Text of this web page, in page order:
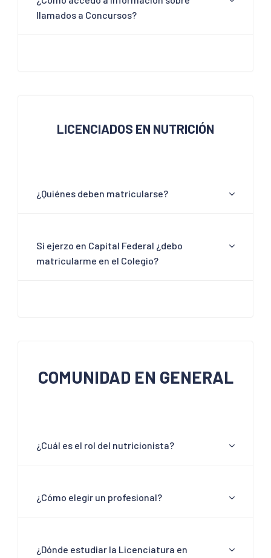
llamados a Concursos?
LICENCIADOS EN NUTRICIÓN
¿Quiénes deben matricularse?
Si ejerzo en Capital Federal ¿debo
matricularme en el Colegio?
COMUNIDAD EN GENERAL
¿Cuál es el rol del nutricionista?
¿Cómo elegir un profesional?
¿Dónde estudiar la Licenciatura en